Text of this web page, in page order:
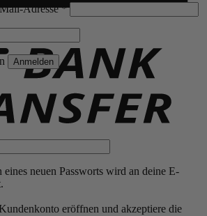
Adresse*Erforderlich
Anmelden
neuen Passworts wird an deine E-
eröffnen und akzeptiere die